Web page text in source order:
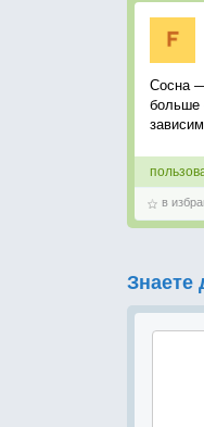
Сосна
больше
в
Знаете